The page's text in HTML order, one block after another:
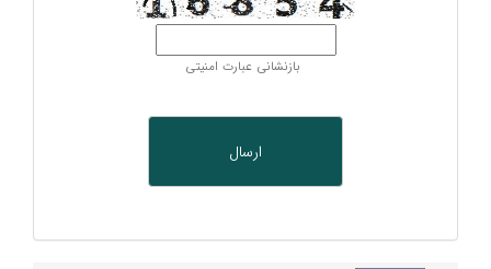
بازنشانی عبارت امنیتی